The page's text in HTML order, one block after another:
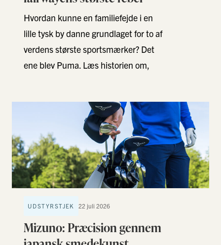
Hvordan kunne en familiefejde i en
lille tysk by danne grundlaget for to af
verdens største sportsmærker? Det
ene blev Puma. Læs historien om,
UDSTYRSTJEK 22 juli 2026
Mizuno: Præcision gennem